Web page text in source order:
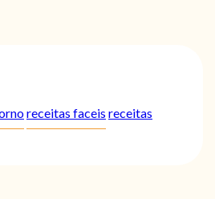
receitas faceis receitas